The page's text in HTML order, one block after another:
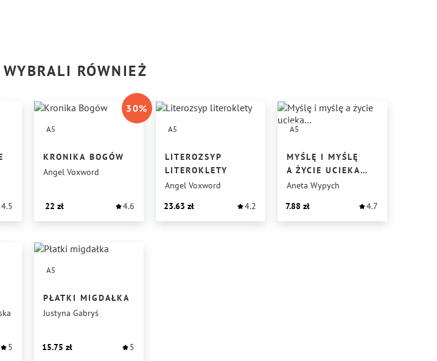
RÓWNIEŻ
4.5
A5
30%
KRONIKA BOGÓW
Angel Voxword
22 4.6
A5
LITEROZSYP
LITEROKLETY
Angel Voxword
23.63
4.2
A5
MYŚLĘ I MYŚLĘ
A ŻYCIE UCIEKA…
Aneta Wypych
7.88
4.7
5
A5
PŁATKI MIGDAŁKA
Justyna Gabryś
15.75 5